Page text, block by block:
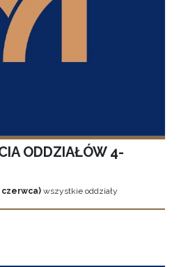
ODDZIAŁÓW 4-
czerwca) wszystkie oddziały